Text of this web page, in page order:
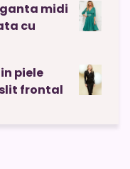
midi
cu
piele
frontal